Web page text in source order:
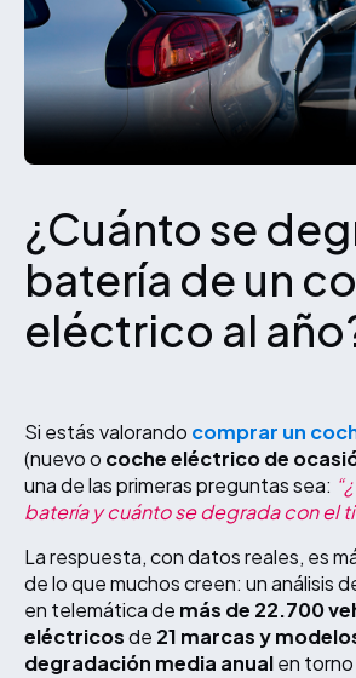
¿Cuánto se
batería de un
eléctrico al
Si estás valorando comprar un
(nuevo o coche eléctrico de
una de las primeras preguntas sea:
batería y cuánto se degrada con el
La respuesta, con datos reales, es
de lo que muchos creen: un análisis
en telemática de más de 22.700
eléctricosde 21 marcas y
degradación media anualen torno